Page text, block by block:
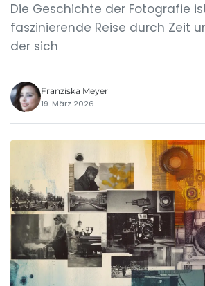
Die Geschichte der Fotografie
faszinierende Reise durch Zeit
der sich
Franziska Meyer
19. März 2026